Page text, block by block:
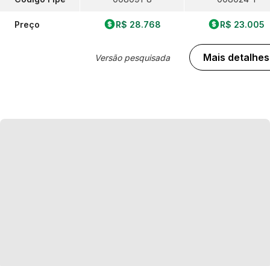
Preço R$ 28.768
Versão pesquisada
R$ 23.005
Mais detalhes